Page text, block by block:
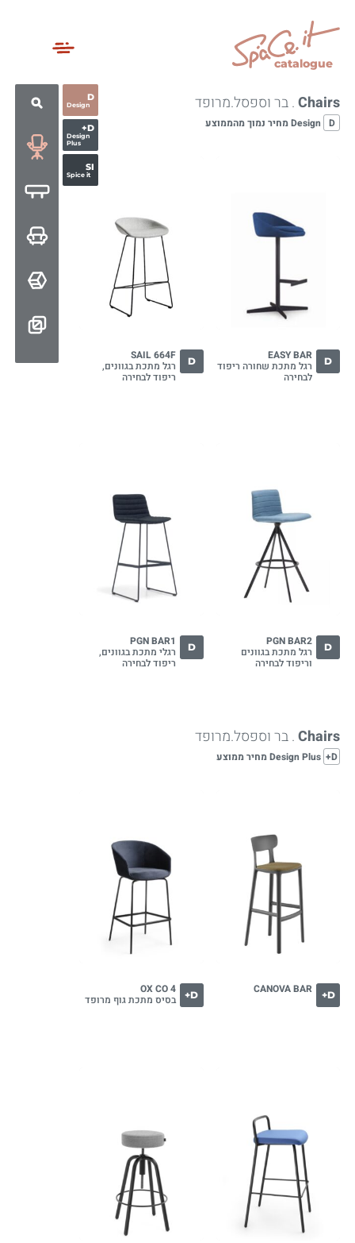
catalogue
D
Design
D+
Design
Plus
SI
Spice it
Chairs. בר וספסל.מרופד
D Design מחיר נמוך מהממוצע
D
EASY BAR
רגל מתכת שחורה ריפוד
לבחירה
D
SAIL 664F
רגל מתכת בגוונים,
ריפוד לבחירה
D
PGN BAR2
רגל מתכת בגוונים
וריפוד לבחירה
D
PGN BAR1
רגלי מתכת בגוונים,
ריפוד לבחירה
Chairs. בר וספסל.מרופד
D+ Design Plus מחיר ממוצע
D+
CANOVA BAR
D+
OX CO 4
בסיס מתכת גוף מרופד